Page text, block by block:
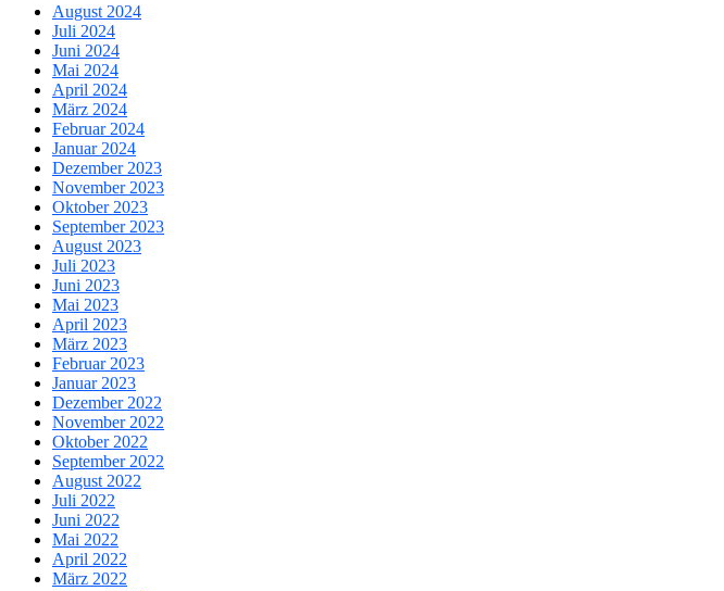
August 2024
Juli 2024
Juni 2024
Mai 2024
April 2024
März 2024
Februar 2024
Januar 2024
Dezember 2023
November 2023
Oktober 2023
September 2023
August 2023
Juli 2023
Juni 2023
Mai 2023
April 2023
März 2023
Februar 2023
Januar 2023
Dezember 2022
November 2022
Oktober 2022
September 2022
August 2022
Juli 2022
Juni 2022
Mai 2022
April 2022
März 2022